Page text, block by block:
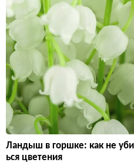
Ландыш в горшке: как не
ься цветения